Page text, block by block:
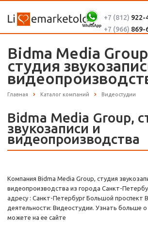
+7 (812) 922-
+7 (966) 869-
Bidma Media
студия
Главная Каталог компаний Видеостудии
Bidma Media Group,
звукозаписи и
видеопроизводства
Компания Bidma Media Group, студия
видеопроизводства из города Санкт-
адресу : Санкт-Петербург Большой проспект
деятельности: Видеостудии. Узнать больше
можете на ее сайте